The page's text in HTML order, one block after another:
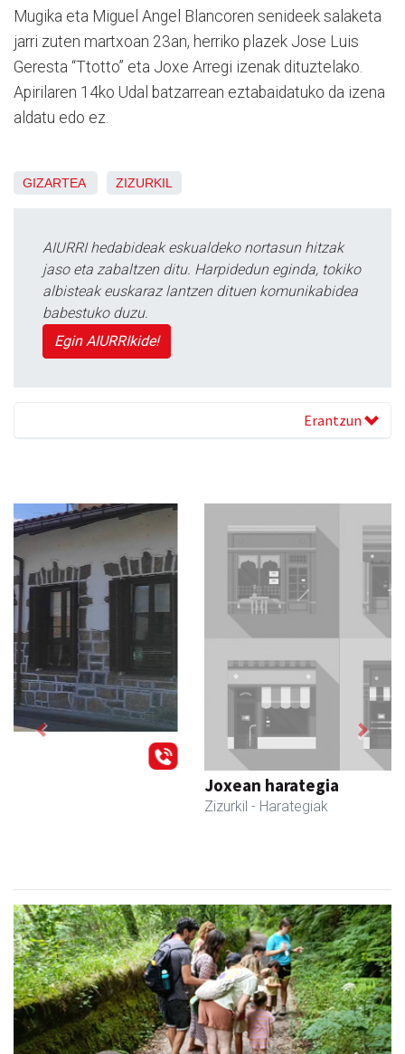
Mugika eta Miguel Angel Blancoren senideek salaketa
jarri zuten martxoan 23an, herriko plazek Jose Luis
Geresta “Ttotto” eta Joxe Arregi izenak dituztelako.
Apirilaren 14ko Udal batzarrean eztabaidatuko da izena
aldatu edo ez.
GIZARTEA ZIZURKIL
AIURRI hedabideak eskualdeko nortasun hitzak
jaso eta zabaltzen ditu. Harpidedun eginda, tokiko
albisteak euskaraz lantzen dituen komunikabidea
babestuko duzu.
Egin AIURRIkide!
Erantzun
Previous Next